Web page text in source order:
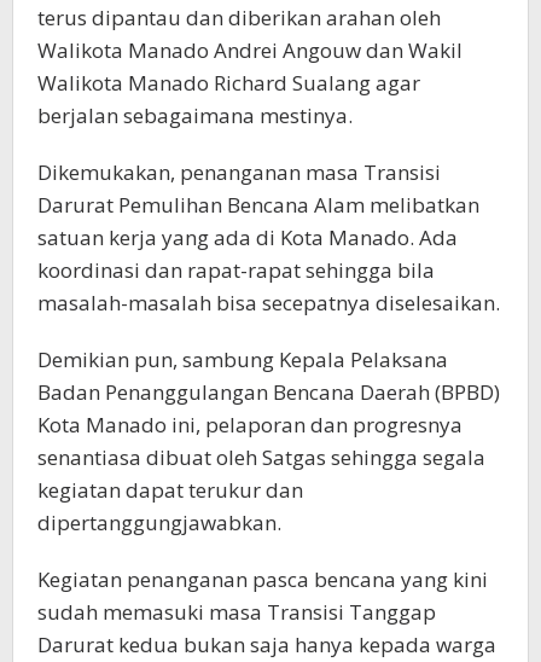
terus dipantau dan diberikan arahan oleh
Walikota Manado Andrei Angouw dan Wakil
Walikota Manado Richard Sualang agar
berjalan sebagaimana mestinya.
Dikemukakan, penanganan masa Transisi
Darurat Pemulihan Bencana Alam melibatkan
satuan kerja yang ada di Kota Manado. Ada
koordinasi dan rapat-rapat sehingga bila
masalah-masalah bisa secepatnya diselesaikan.
Demikian pun, sambung Kepala Pelaksana
Badan Penanggulangan Bencana Daerah (BPBD)
Kota Manado ini, pelaporan dan progresnya
senantiasa dibuat oleh Satgas sehingga segala
kegiatan dapat terukur dan
dipertanggungjawabkan.
Kegiatan penanganan pasca bencana yang kini
sudah memasuki masa Transisi Tanggap
Darurat kedua bukan saja hanya kepada warga